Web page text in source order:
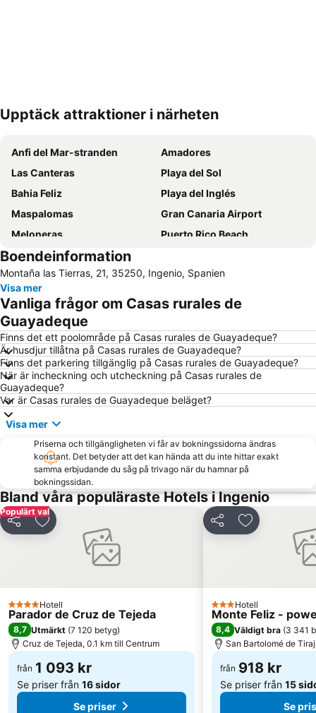
Förstora kartan
Upptäck attraktioner i närheten
Anfi del Mar-stranden
Amadores
Las Canteras
Playa del Sol
Bahia Feliz
Playa del Inglés
Maspalomas
Gran Canaria Airport
Meloneras
Puerto Rico Beach
Aeropuerto Internacional de Gran Canaria
Playa de Mogán
Playa de San Agustín
Taurito
Puerto de Mogan
Vegueta
Puerto de Mogán
Parque Santa Catalina
Las Palmas
Arguineguín
Maspalomas Golf
Rimini
Faro de Maspalomas
Puerto de Arguineguin
Talasoterapia Canarias San Agustín
Paseo De Las Canteras
Lago Taurito Oasis
Arinaga
Las Palmeras Golf Sport Urban Resort
Shopping Center Meloneras Playa
Playa de las Burras
Las Burras-Puerto Chico
Paseo por la playa de Las Canteras
Puerto de las Nieves
Paseo por la playa de Las Alcaravaneras
Ermita de San Antonio Abad
Plaza de Canarias
Zona Comercial Calle Triana
Centro Comercial Las Arenas
Spa Corallium Costa Meloneras
Port of San Juan
Boendeinformation
Montaña las Tierras, 21, 35250, Ingenio, Spanien
Visa mer
Vanliga frågor om Casas rurales de
Guayadeque
Finns det ett poolområde på Casas rurales de Guayadeque?
Är husdjur tillåtna på Casas rurales de Guayadeque?
Finns det parkering tillgänglig på Casas rurales de Guayadeque?
När är incheckning och utcheckning på Casas rurales de
Guayadeque?
Var är Casas rurales de Guayadeque beläget?
Visa mer
Priserna och tillgängligheten vi får av bokningssidorna ändras
konstant. Det betyder att det kan hända att du inte hittar exakt
samma erbjudande du såg på trivago när du hamnar på
bokningssidan.
Bland våra populäraste Hotels i Ingenio
Populärt val
Dela Lägg till i Mina Favoriter
4 Stjärnor
Hotell
Parador de Cruz de Tejeda
8,7 Utmärkt (7 120 betyg)
Cruz de Tejeda, 0.1 km till Centrum
från 1 093 kr
Se priser från 16 sidor
Se priser
Dela Lägg till i
3 Stjärnor
Hotell
Monte Feliz -
8,4 Väldigt bra (3 341
San Bartolomé de
från 918 kr
Se priser från 15
Se